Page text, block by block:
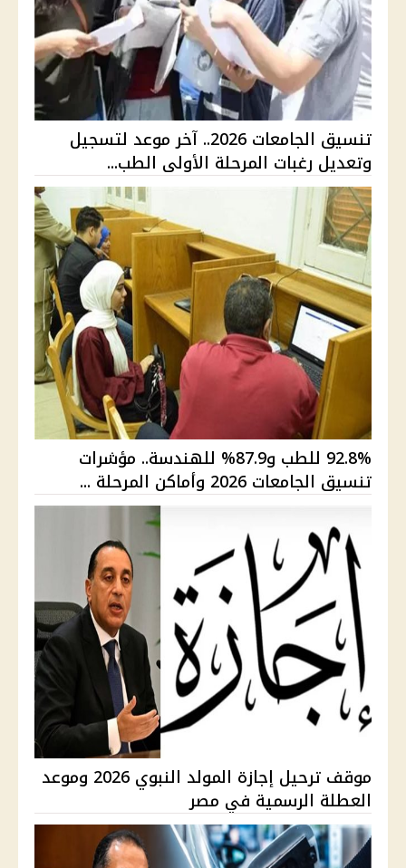
تنسيق الجامعات 2026.. آخر موعد لتسجيل
وتعديل رغبات المرحلة الأولى الطب...
92.8% للطب و87.9% للهندسة.. مؤشرات
تنسيق الجامعات 2026 وأماكن المرحلة ...
موقف ترحيل إجازة المولد النبوي 2026 وموعد
العطلة الرسمية في مصر